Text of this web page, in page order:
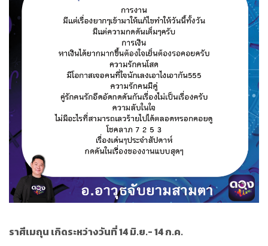
ราศีเมถุน เกิดระหว่างวันที่ 14 มิ.ย.- 14 ก.ค.